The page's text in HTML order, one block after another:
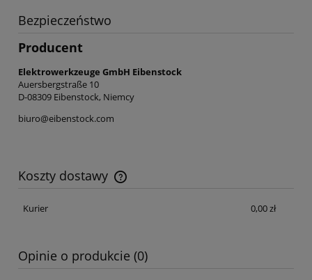
Bezpieczeństwo
Producent
Elektrowerkzeuge GmbH Eibenstock
Auersbergstraße 10
D-08309 Eibenstock, Niemcy
biuro@eibenstock.com
Koszty dostawy
Cena nie zawiera ewentualnych kosztów płatności
Kurier
0,00 zł
Opinie o produkcie (0)